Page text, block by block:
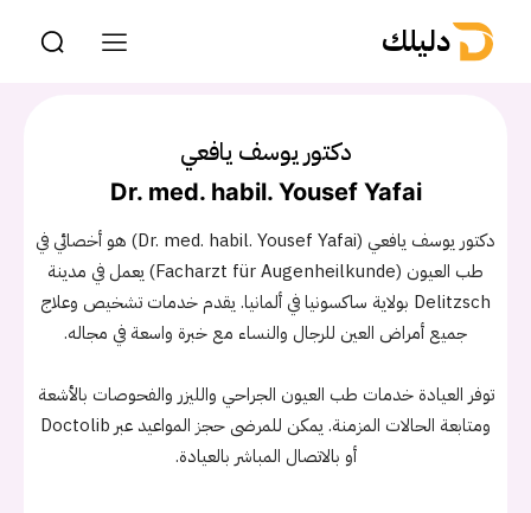
دليلك
دكتور يوسف يافعي
Dr. med. habil. Yousef Yafai
دكتور يوسف يافعي (Dr. med. habil. Yousef Yafai) هو أخصائي في
طب العيون (Facharzt für Augenheilkunde) يعمل في مدينة
Delitzsch بولاية ساكسونيا في ألمانيا. يقدم خدمات تشخيص وعلاج
جميع أمراض العين للرجال والنساء مع خبرة واسعة في مجاله.
توفر العيادة خدمات طب العيون الجراحي والليزر والفحوصات بالأشعة
ومتابعة الحالات المزمنة. يمكن للمرضى حجز المواعيد عبر Doctolib
أو بالاتصال المباشر بالعيادة.